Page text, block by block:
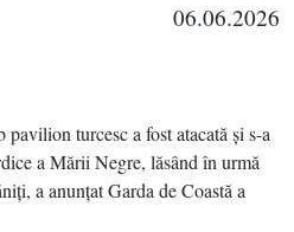
06.06.2026
turcesc a fost atacată şi s-a
a Mării Negre, lăsând în urmă
a anunţat Garda de Coastă a